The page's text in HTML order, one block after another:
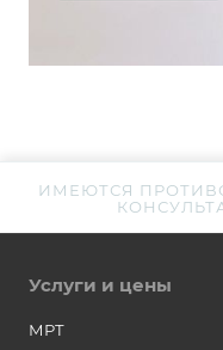
ИМЕЮТСЯ
Услуги и цены
МРТ